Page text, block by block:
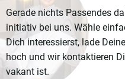
Gerade nichts Passendes
initiativ bei uns. Wähle
Dich interessierst, lade
hoch und wir kontaktieren
vakant ist.